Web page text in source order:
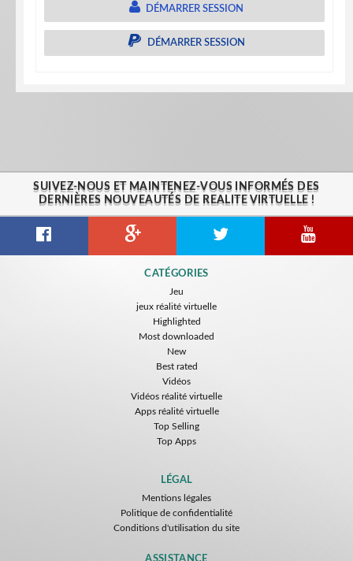
DÉMARRER SESSION
DÉMARRER SESSION
SUIVEZ-NOUS ET MAINTENEZ-VOUS INFORMÉS DES
DERNIÈRES NOUVEAUTÉS DE REALITE VIRTUELLE !
CATÉGORIES
Jeu
jeux réalité virtuelle
Highlighted
Most downloaded
New
Best rated
Vidéos
Vidéos réalité virtuelle
Apps réalité virtuelle
Top Selling
Top Apps
LÉGAL
Mentions légales
Politique de confidentialité
Conditions d'utilisation du site